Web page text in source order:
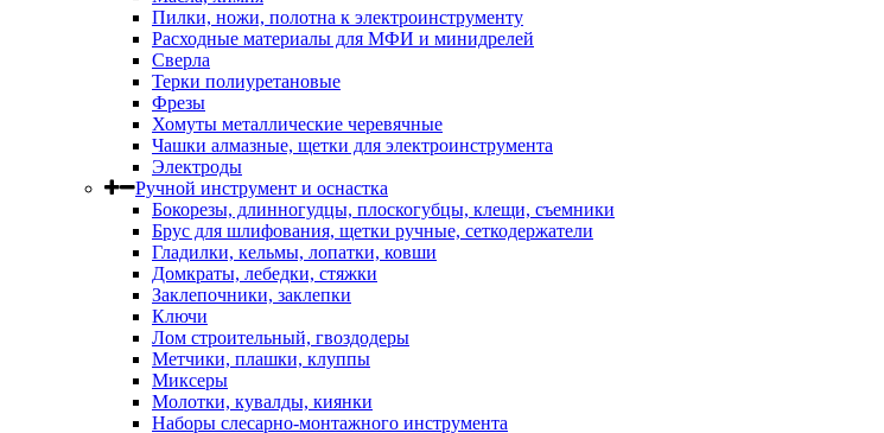
Пилки, ножи, полотна к электроинструменту
Расходные материалы для МФИ и минидрелей
Сверла
Терки полиуретановые
Фрезы
Хомуты металлические черевячные
Чашки алмазные, щетки для электроинструмента
Электроды
Ручной инструмент и оснастка
Бокорезы, длинногудцы, плоскогубцы, клещи, съемники
Брус для шлифования, щетки ручные, сеткодержатели
Гладилки, кельмы, лопатки, ковши
Домкраты, лебедки, стяжки
Заклепочники, заклепки
Ключи
Лом строительный, гвоздодеры
Метчики, плашки, клуппы
Миксеры
Молотки, кувалды, киянки
Наборы слесарно-монтажного инструмента